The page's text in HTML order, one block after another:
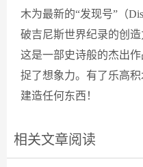
木为最新的“发现号”（
破吉尼斯世界纪录的创造
这是一部史诗般的杰出
捉了想象力。有了乐高
建造任何东西！
相关文章阅读